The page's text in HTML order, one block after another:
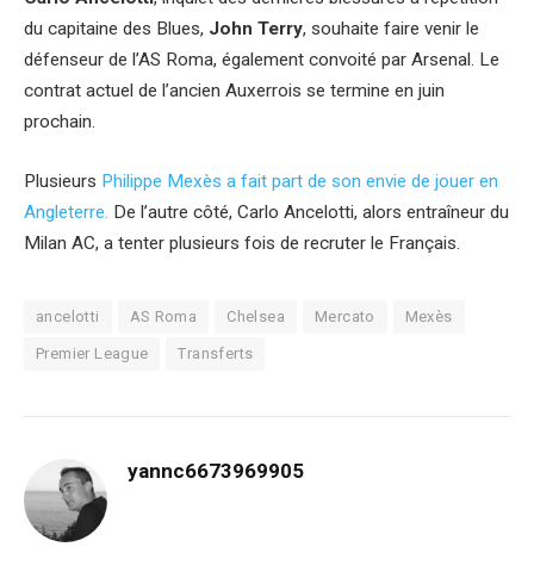
du capitaine des Blues, John Terry, souhaite faire venir le
défenseur de l’AS Roma, également convoité par Arsenal. Le
contrat actuel de l’ancien Auxerrois se termine en juin
prochain.
Plusieurs Philippe Mexès a fait part de son envie de jouer en
Angleterre. De l’autre côté, Carlo Ancelotti, alors entraîneur du
Milan AC, a tenter plusieurs fois de recruter le Français.
ancelotti AS Roma Chelsea Mercato Mexès
Premier League Transferts
yannc6673969905